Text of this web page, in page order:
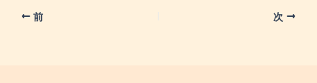
前 次